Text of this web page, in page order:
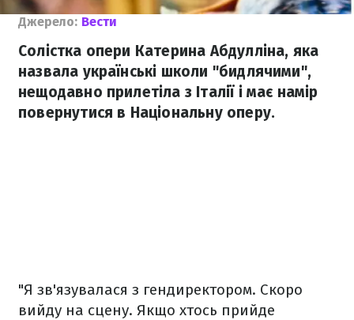
Джерело: Вести
Солістка опери Катерина Абдулліна, яка
назвала українські школи "бидлячими",
нещодавно прилетіла з Італії і має намір
повернутися в Національну оперу.
"Я зв'язувалася з гендиректором. Скоро
вийду на сцену. Якщо хтось прийде